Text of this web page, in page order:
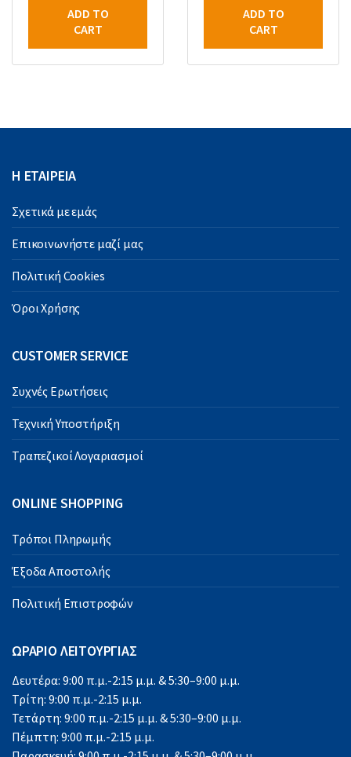
ADD TO
CART
ADD TO
CART
Η ΕΤΑΙΡΕΙΑ
Σχετικά με εμάς
Επικοινωνήστε μαζί μας
Πολιτική Cookies
Όροι Χρήσης
CUSTOMER SERVICE
Συχνές Ερωτήσεις
Τεχνική Υποστήριξη
Τραπεζικοί Λογαριασμοί
ONLINE SHOPPING
Τρόποι Πληρωμής
Έξοδα Αποστολής
Πολιτική Επιστροφών
ΩΡΑΡΙΟ ΛΕΙΤΟΥΡΓΙΑΣ
Δευτέρα: 9:00 π.μ.-2:15 μ.μ. & 5:30–9:00 μ.μ.
Τρίτη: 9:00 π.μ.-2:15 μ.μ.
Τετάρτη: 9:00 π.μ.-2:15 μ.μ. & 5:30–9:00 μ.μ.
Πέμπτη: 9:00 π.μ.-2:15 μ.μ.